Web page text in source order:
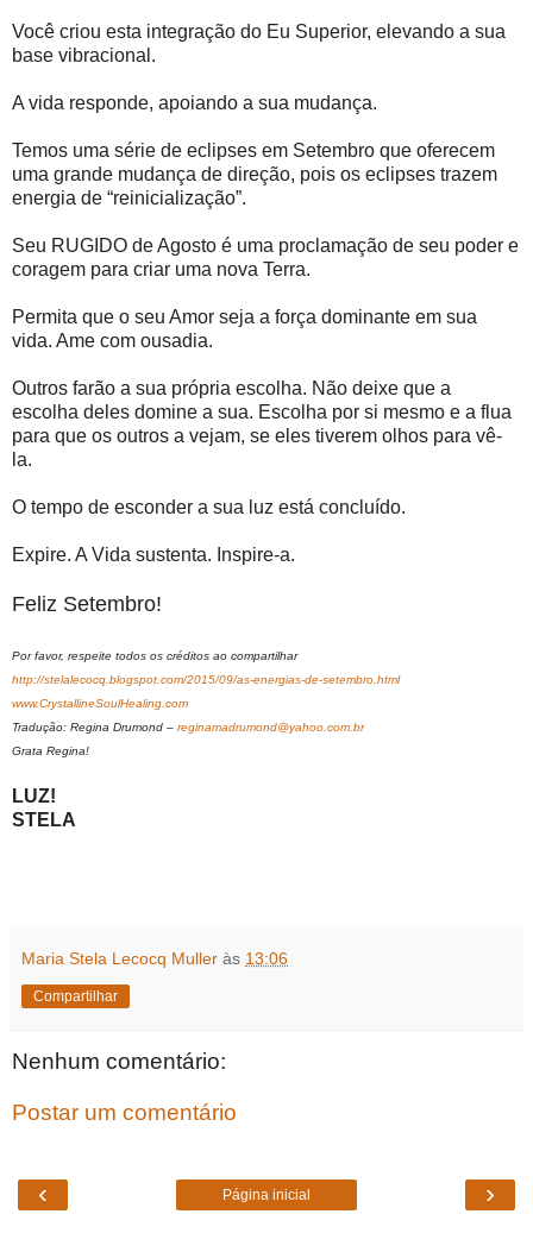
Você criou esta integração do Eu Superior, elevando a sua
base vibracional.
A vida responde, apoiando a sua mudança.
Temos uma série de eclipses em Setembro que oferecem
uma grande mudança de direção, pois os eclipses trazem
energia de “reinicialização”.
Seu RUGIDO de Agosto é uma proclamação de seu poder e
coragem para criar uma nova Terra.
Permita que o seu Amor seja a força dominante em sua
vida. Ame com ousadia.
Outros farão a sua própria escolha. Não deixe que a
escolha deles domine a sua. Escolha por si mesmo e a flua
para que os outros a vejam, se eles tiverem olhos para vê-
la.
O tempo de esconder a sua luz está concluído.
Expire. A Vida sustenta. Inspire-a.
Feliz Setembro!
Por favor, respeite todos os créditos ao compartilhar
http://stelalecocq.blogspot.com/2015/09/as-energias-de-setembro.html
www.CrystallineSoulHealing.com
Tradução: Regina Drumond – reginamadrumond@yahoo.com.br
Grata Regina!
LUZ!
STELA
Maria Stela Lecocq Muller às 13:06
Compartilhar
Nenhum comentário:
Postar um comentário
‹ ›
Página inicial